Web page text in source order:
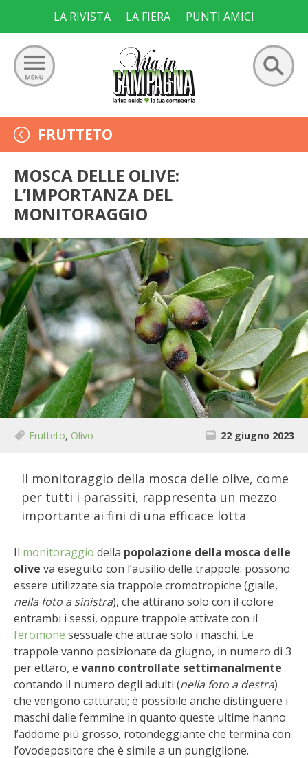
content
LA RIVISTA LA FIERA PUNTI AMICI
Ricerca
per:
GIARDINO
ORTO
FRUTTETO
VIGNETO
ALLEVAMENTI
BIODIVERSITÀ
CUCINA
PRODOTTI
FARFALLE DELLA CAMPAGNA
STORIE DEI LETTORI
CONSERVARE LA FRUTTA
CONSERVE DELL’ORTO
FACEM
STIHL
BLUMEN
NOCCIOLA DI CALABRIA
PELLENC
FRUTTETO
MOSCA DELLE OLIVE:
L’IMPORTANZA DEL
MONITORAGGIO
Frutteto, Olivo 22 giugno 2023
Il monitoraggio della mosca delle olive, come
per tutti i parassiti, rappresenta un mezzo
importante ai fini di una efficace lotta
Il monitoraggio della popolazione della mosca delle
olive va eseguito con l’ausilio delle trappole: possono
essere utilizzate sia trappole cromotropiche (gialle,
nella foto a sinistra), che attirano solo con il colore
entrambi i sessi, oppure trappole attivate con il
feromone sessuale che attrae solo i maschi. Le
trappole vanno posizionate da giugno, in numero di 3
per ettaro, e vanno controllate settimanalmente
contando il numero degli adulti (nella foto a destra)
che vengono catturati; è possibile anche distinguere i
maschi dalle femmine in quanto queste ultime hanno
l’addome più grosso, rotondeggiante che termina con
l’ovodepositore che è simile a un pungiglione.